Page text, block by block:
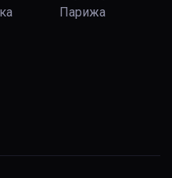
Парижа